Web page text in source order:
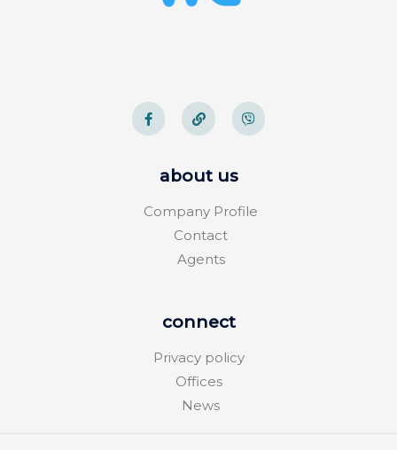
about us
Company Profile
Contact
Agents
connect
Privacy policy
Offices
News